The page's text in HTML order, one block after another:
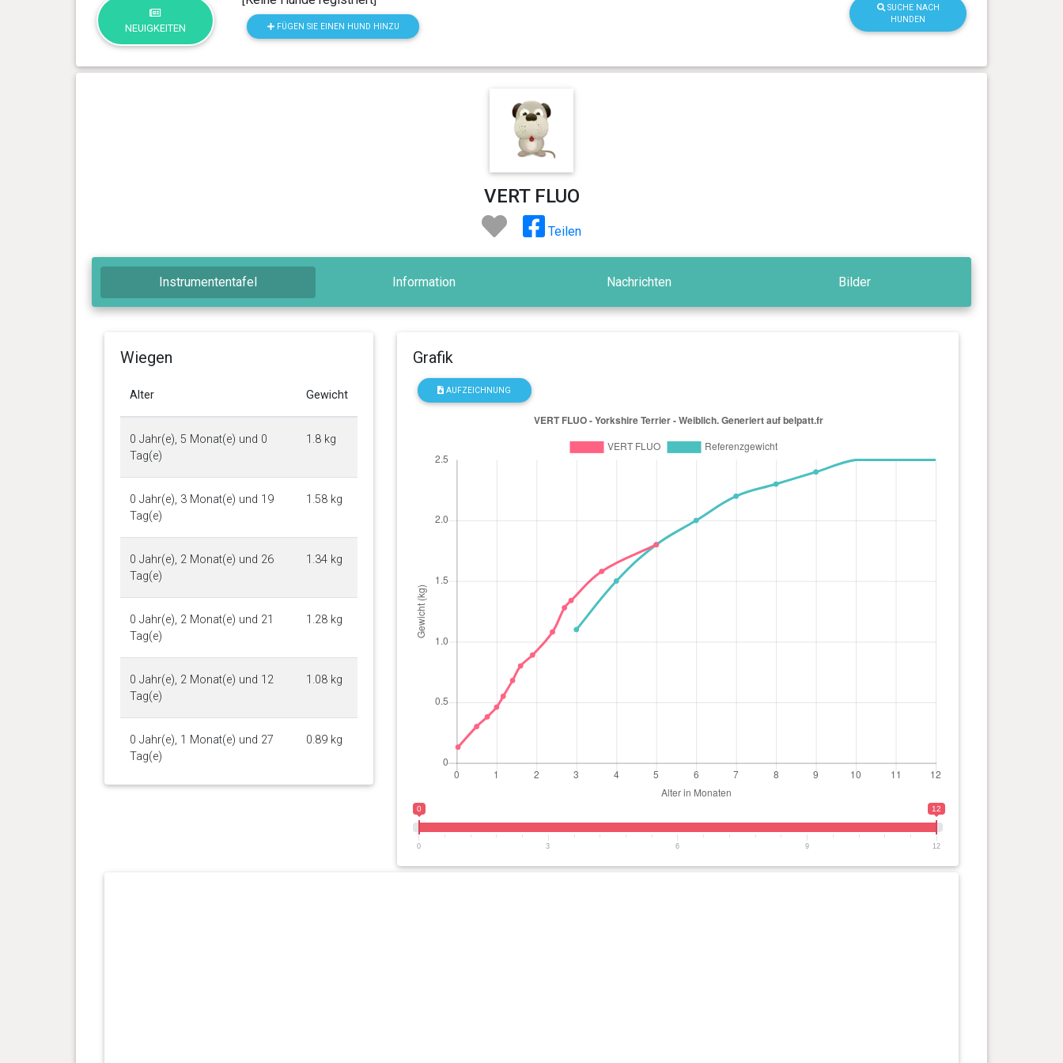
NEUIGKEITEN FÜGEN SIE EINEN HUND HINZU
SUCHE NACH
HUNDEN
VERT FLUO
Teilen
Instrumententafel Information Nachrichten Bilder
Wiegen
Alter Gewicht
0 Jahr(e), 5 Monat(e) und 0
Tag(e)
1.8 kg
0 Jahr(e), 3 Monat(e) und 19
Tag(e)
1.58 kg
0 Jahr(e), 2 Monat(e) und 26
Tag(e)
1.34 kg
0 Jahr(e), 2 Monat(e) und 21
Tag(e)
1.28 kg
0 Jahr(e), 2 Monat(e) und 12
Tag(e)
1.08 kg
0 Jahr(e), 1 Monat(e) und 27
Tag(e)
0.89 kg
Grafik
AUFZEICHNUNG
0 12
0 3 6 9 12